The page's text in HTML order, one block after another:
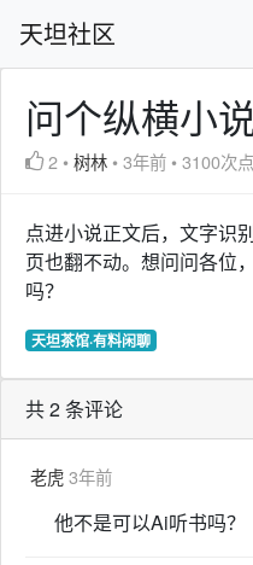
天坦社区
问个纵横小
2 •树林 •3年前 •3100次
点进小说正文后，文字识
页也翻不动。想问问各位
吗？
天坦茶馆·有料闲聊
共 2 条评论
老虎3年前
他不是可以Ai听书吗？